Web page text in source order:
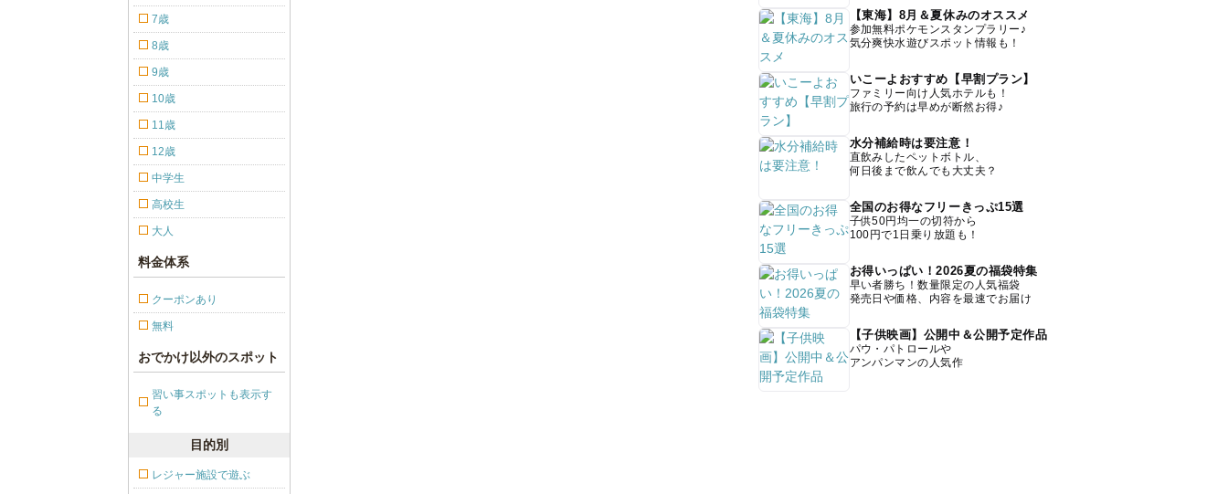
7歳
8歳
9歳
10歳
11歳
12歳
中学生
高校生
大人
料金体系
クーポンあり
無料
おでかけ以外のスポット
習い事スポットも表示す
る
目的別
レジャー施設で遊ぶ
【東海】8月＆夏休みのオススメ
参加無料ポケモンスタンプラリー♪
気分爽快水遊びスポット情報も！
いこーよおすすめ【早割プラン】
ファミリー向け人気ホテルも！
旅行の予約は早めが断然お得♪
水分補給時は要注意！
直飲みしたペットボトル、
何日後まで飲んでも大丈夫？
全国のお得なフリーきっぷ15選
子供50円均一の切符から
100円で1日乗り放題も！
お得いっぱい！2026夏の福袋特集
早い者勝ち！数量限定の人気福袋
発売日や価格、内容を最速でお届け
【子供映画】公開中＆公開予定作品
パウ・パトロールや
アンパンマンの人気作